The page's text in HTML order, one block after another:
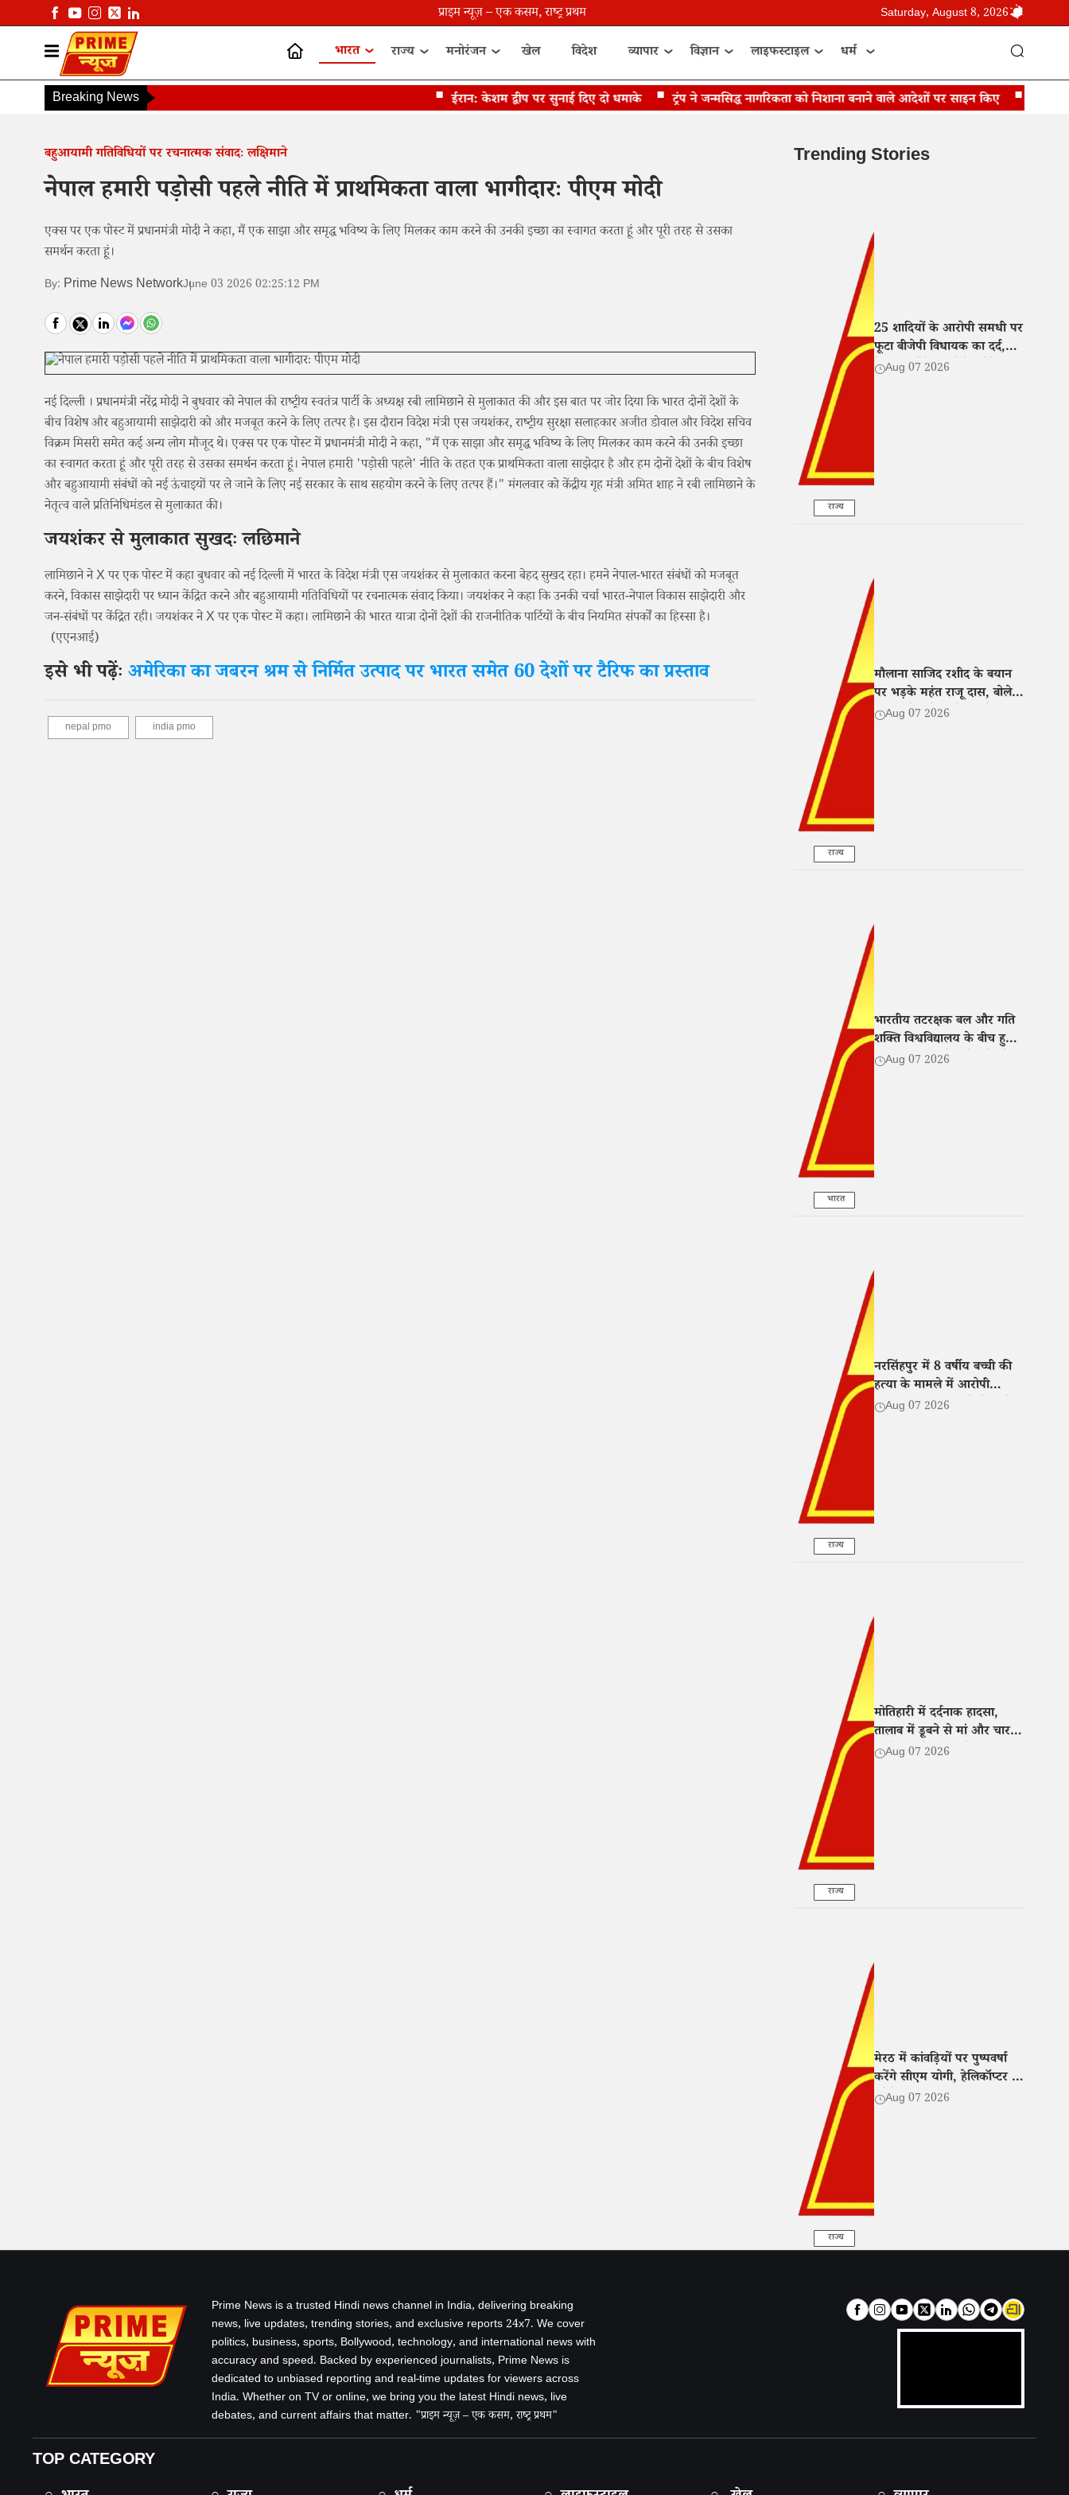
प्राइम न्यूज़ – एक कसम, राष्ट्र प्रथम Saturday, August 8, 2026
भारत राज्य मनोरंजन खेल विदेश व्यापार विज्ञान लाइफस्टाइल धर्म
Breaking News ईरान: केशम द्वीप पर सुनाई दिए दो धमाके ट्रंप ने जन्मसिद्ध नागरिकता को निशाना बनाने वाले आदेशों पर साइन किए डोनाल्ड
बहुआयामी गतिविधियों पर रचनात्मक संवादः लक्षिमाने
नेपाल हमारी पड़ोसी पहले नीति में प्राथमिकता वाला भागीदारः पीएम मोदी
एक्स पर एक पोस्ट में प्रधानमंत्री मोदी ने कहा, मैं एक साझा और समृद्ध भविष्य के लिए मिलकर काम करने की उनकी इच्छा का स्वागत करता हूं और पूरी तरह से उसका
समर्थन करता हूं।
By: Prime News NetworkJune 03 2026 02:25:12 PM
नई दिल्ली । प्रधानमंत्री नरेंद्र मोदी ने बुधवार को नेपाल की राष्ट्रीय स्वतंत्र पार्टी के अध्यक्ष रबी लामिछाने से मुलाकात की और इस बात पर जोर दिया कि भारत दोनों देशों के
बीच विशेष और बहुआयामी साझेदारी को और मजबूत करने के लिए तत्पर है। इस दौरान विदेश मंत्री एस जयशंकर, राष्ट्रीय सुरक्षा सलाहकार अजीत डोवाल और विदेश सचिव
विक्रम मिसरी समेत कई अन्य लोग मौजूद थे। एक्स पर एक पोस्ट में प्रधानमंत्री मोदी ने कहा, "मैं एक साझा और समृद्ध भविष्य के लिए मिलकर काम करने की उनकी इच्छा
का स्वागत करता हूं और पूरी तरह से उसका समर्थन करता हूं। नेपाल हमारी 'पड़ोसी पहले' नीति के तहत एक प्राथमिकता वाला साझेदार है और हम दोनों देशों के बीच विशेष
और बहुआयामी संबंधों को नई ऊंचाइयों पर ले जाने के लिए नई सरकार के साथ सहयोग करने के लिए तत्पर हैं।" मंगलवार को केंद्रीय गृह मंत्री अमित शाह ने रबी लामिछाने के
नेतृत्व वाले प्रतिनिधिमंडल से मुलाकात की।
जयशंकर से मुलाकात सुखदः लछिमाने
लामिछाने ने X पर एक पोस्ट में कहा बुधवार को नई दिल्ली में भारत के विदेश मंत्री एस जयशंकर से मुलाकात करना बेहद सुखद रहा। हमने नेपाल-भारत संबंधों को मजबूत
करने, विकास साझेदारी पर ध्यान केंद्रित करने और बहुआयामी गतिविधियों पर रचनात्मक संवाद किया। जयशंकर ने कहा कि उनकी चर्चा भारत-नेपाल विकास साझेदारी और
जन-संबंधों पर केंद्रित रही। जयशंकर ने X पर एक पोस्ट में कहा। लामिछाने की भारत यात्रा दोनों देशों की राजनीतिक पार्टियों के बीच नियमित संपर्कों का हिस्सा है।
(एएनआई)
इसे भी पढ़ेंः अमेरिका का जबरन श्रम से निर्मित उत्पाद पर भारत समेत 60 देशों पर टैरिफ का प्रस्ताव
nepal pmo india pmo
Trending Stories
राज्य
25 शादियों के आरोपी समधी पर
फूटा बीजेपी विधायक का दर्द,
बेटी संग रोते हुए बोले- 'मेरे साथ
Aug 07 2026
राज्य
मौलाना साजिद रशीद के बयान
पर भड़के महंत राजू दास, बोले-
नफरत फैलाने वालों पर हो सख्त
Aug 07 2026
भारत
भारतीय तटरक्षक बल और गति
शक्ति विश्वविद्यालय के बीच हुआ
MoU, शिक्षा और शोध में बढ़ेगा
Aug 07 2026
राज्य
नरसिंहपुर में 8 वर्षीय बच्ची की
हत्या के मामले में आरोपी
गिरफ्तार, न्यायालय ने भेजा जेल
Aug 07 2026
राज्य
मोतिहारी में दर्दनाक हादसा,
तालाब में डूबने से मां और चार
बच्चों की मौत; गांव में मातम
Aug 07 2026
राज्य
मेरठ में कांवड़ियों पर पुष्पवर्षा
करेंगे सीएम योगी, हेलिकॉप्टर से
करेंगे यात्रा मार्ग का हवाई
Aug 07 2026
Prime News is a trusted Hindi news channel in India, delivering breaking
news, live updates, trending stories, and exclusive reports 24x7. We cover
politics, business, sports, Bollywood, technology, and international news with
accuracy and speed. Backed by experienced journalists, Prime News is
dedicated to unbiased reporting and real-time updates for viewers across
India. Whether on TV or online, we bring you the latest Hindi news, live
debates, and current affairs that matter. "प्राइम न्यूज़ – एक कसम, राष्ट्र प्रथम"
TOP CATEGORY